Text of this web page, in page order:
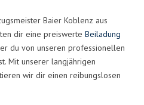
Baier Koblenz aus
dir eine preiswerte Beiladung
du von unseren professionellen
Mit unserer langjährigen
wir dir einen reibungslosen